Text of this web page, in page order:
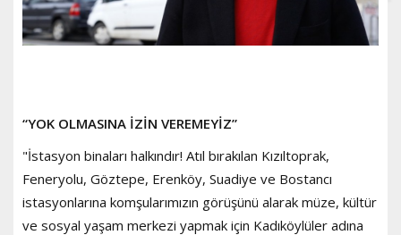
“YOK OLMASINA İZİN VEREMEYİZ”
"İstasyon binaları halkındır! Atıl bırakılan Kızıltoprak,
Feneryolu, Göztepe, Erenköy, Suadiye ve Bostancı
istasyonlarına komşularımızın görüşünü alarak müze, kültür
ve sosyal yaşam merkezi yapmak için Kadıköylüler adına